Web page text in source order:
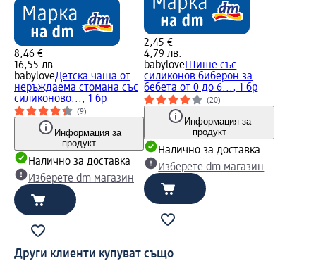
8,46 €
16,55 лв.
babyloveДетска чаша от
неръждаема стомана със
силиконово..., 1 бр
(9)
Информация за
продукт
Налично за доставка
Изберете dm магазин
2,45 €
4,79 лв.
babyloveШише със
силиконов биберон за
бебета от 0 до 6..., 1 бр
(20)
Информация за
продукт
Налично за доставка
Изберете dm магазин
Други клиенти купуват също